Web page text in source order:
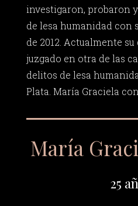
investigaron, probaron
de lesa humanidad con
de 2012. Actualmente
juzgado en otra de las
delitos de lesa
Plata. María Graciela
María
25